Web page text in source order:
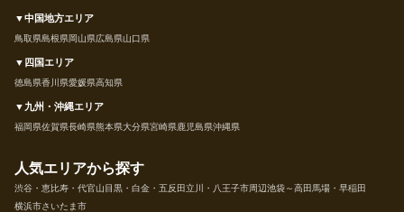
▼中国地方エリア
鳥取県島根県岡山県広島県山口県
▼四国エリア
徳島県香川県愛媛県高知県
▼九州・沖縄エリア
福岡県佐賀県長崎県熊本県大分県宮崎県鹿児島県沖縄県
人気エリアから探す
渋谷・恵比寿・代官山目黒・白金・五反田立川・八王子市周辺池袋～高田馬場・早稲田
横浜市さいたま市